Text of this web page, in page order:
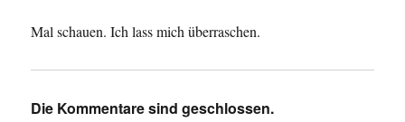
Mal schauen. Ich lass mich überraschen.
Die Kommentare sind geschlossen.